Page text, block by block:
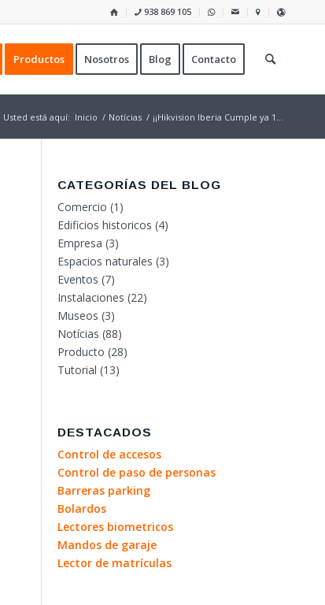
938 869 105
Productos Nosotros Blog Contacto
Usted está aquí: Inicio / Notícias / ¡¡Hikvision Iberia Cumple ya 1...
CATEGORÍAS DEL BLOG
Comercio (1)
Edificios historicos (4)
Empresa (3)
Espacios naturales (3)
Eventos (7)
Instalaciones (22)
Museos (3)
Notícias (88)
Producto (28)
Tutorial (13)
DESTACADOS
Control de accesos
Control de paso de personas
Barreras parking
Bolardos
Lectores biometricos
Mandos de garaje
Lector de matrículas